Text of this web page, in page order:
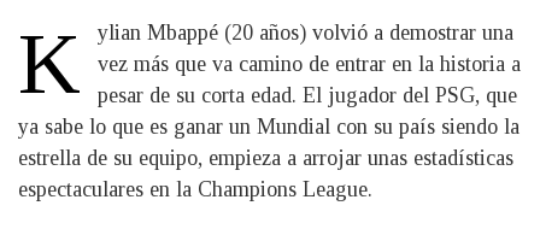
K
ylian Mbappé (20 años) volvió a demostrar una
vez más que va camino de entrar en la historia a
pesar de su corta edad. El jugador del PSG, que
ya sabe lo que es ganar un Mundial con su país siendo la
estrella de su equipo, empieza a arrojar unas estadísticas
espectaculares en la Champions League.